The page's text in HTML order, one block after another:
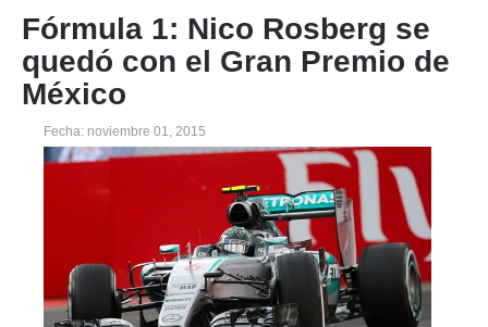
Fórmula 1: Nico Rosberg se
quedó con el Gran Premio de
México
Fecha: noviembre 01, 2015